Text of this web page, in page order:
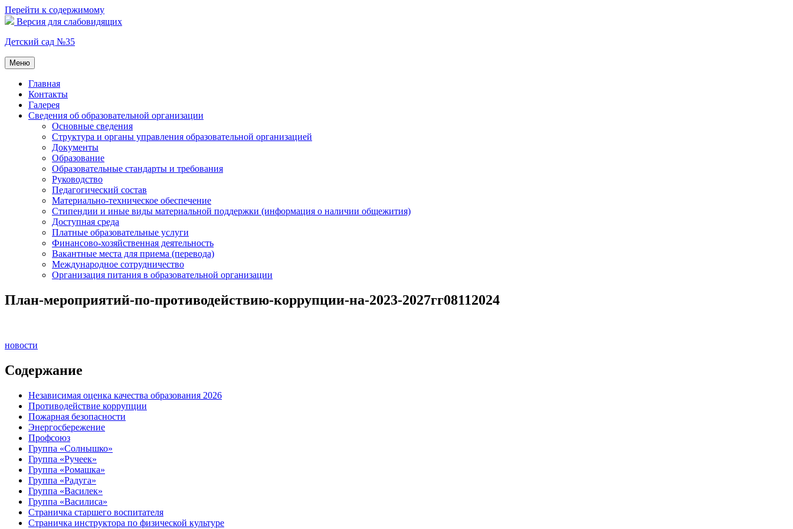
Перейти к содержимому
Версия для слабовидящих
Детский сад №35
Меню
Главная
Контакты
Галерея
Сведения об образовательной организации
Основные сведения
Структура и органы управления образовательной организацией
Документы
Образование
Образовательные стандарты и требования
Руководство
Педагогический состав
Материально-техническое обеспечение
Стипендии и иные виды материальной поддержки (информация о наличии общежития)
Доступная среда
Платные образовательные услуги
Финансово-хозяйственная деятельность
Вакантные места для приема (перевода)
Международное сотрудничество
Организация питания в образовательной организации
План-мероприятий-по-противодействию-коррупции-на-2023-2027гг08112024
новости
Содержание
Независимая оценка качества образования 2026
Противодействие коррупции
Пожарная безопасности
Энергосбережение
Профсоюз
Группа «Солнышко»
Группа «Ручеек»
Группа «Ромашка»
Группа «Радуга»
Группа «Василек»
Группа «Василиса»
Страничка старшего воспитателя
Страничка инструктора по физической культуре